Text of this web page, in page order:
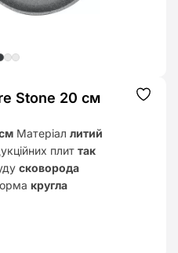
Stone 20 см
Матеріал литий
плит так
сковорода
кругла